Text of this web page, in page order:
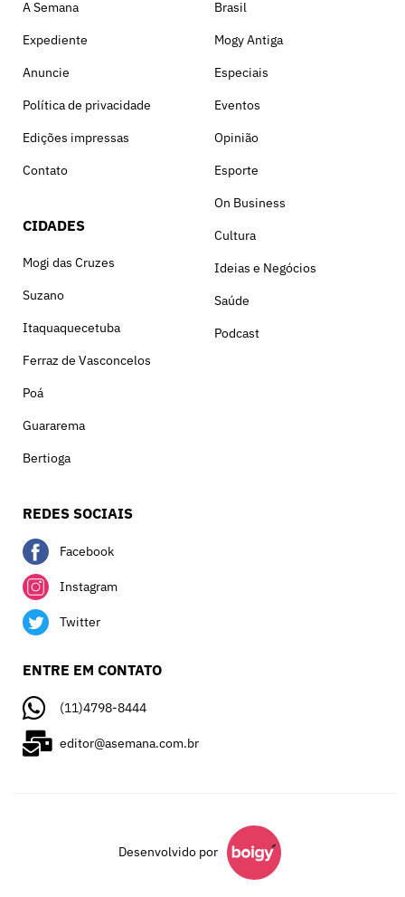
A Semana
Expediente
Anuncie
Política de privacidade
Edições impressas
Contato
CIDADES
Mogi das Cruzes
Suzano
Itaquaquecetuba
Ferraz de Vasconcelos
Poá
Guararema
Bertioga
Brasil
Mogy Antiga
Especiais
Eventos
Opinião
Esporte
On Business
Cultura
Ideias e Negócios
Saúde
Podcast
REDES SOCIAIS
Facebook
Instagram
Twitter
ENTRE EM CONTATO
(11)4798-8444
editor@asemana.com.br
Desenvolvido por